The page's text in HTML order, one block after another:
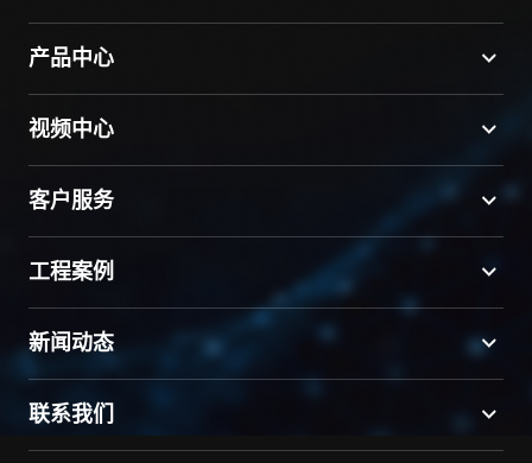
产品中心
视频中心
客户服务
工程案例
新闻动态
联系我们